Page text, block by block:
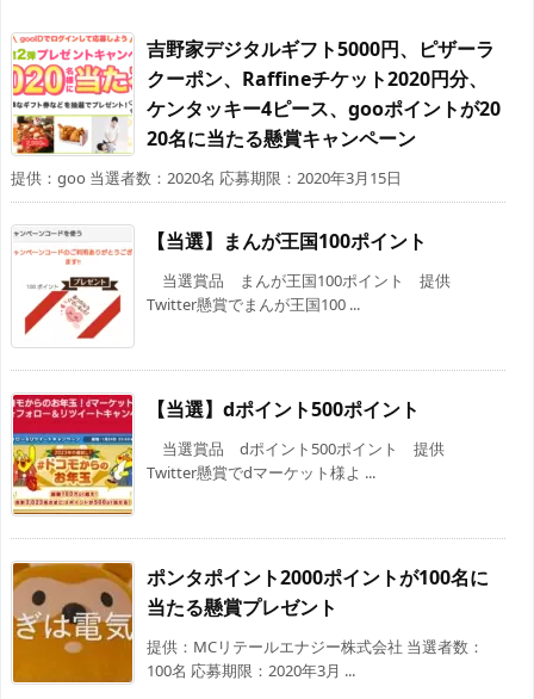
吉野家デジタルギフト5000円、ピザーラ
クーポン、Raffineチケット2020円分、
ケンタッキー4ピース、gooポイントが20
20名に当たる懸賞キャンペーン
提供：goo 当選者数：2020名 応募期限：2020年3月15日
【当選】まんが王国100ポイント
当選賞品 まんが王国100ポイント 提供
Twitter懸賞でまんが王国100 ...
【当選】dポイント500ポイント
当選賞品 dポイント500ポイント 提供
Twitter懸賞でdマーケット様よ ...
ポンタポイント2000ポイントが100名に
当たる懸賞プレゼント
提供：MCリテールエナジー株式会社 当選者数：
100名 応募期限：2020年3月 ...